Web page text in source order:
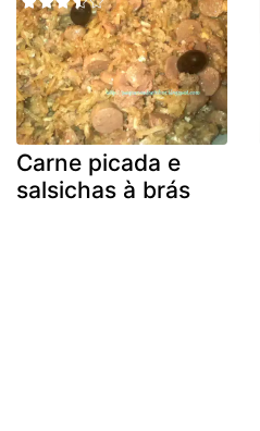
Carne picada e
salsichas à brás